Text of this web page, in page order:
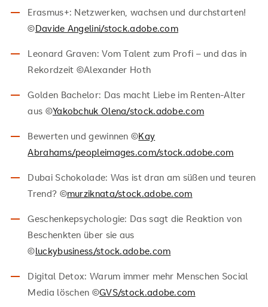
Erasmus+: Netzwerken, wachsen und durchstarten!
©Davide Angelini/stock.adobe.com
Leonard Graven: Vom Talent zum Profi – und das in
Rekordzeit ©Alexander Hoth
Golden Bachelor: Das macht Liebe im Renten-Alter
aus ©Yakobchuk Olena/stock.adobe.com
Bewerten und gewinnen ©Kay
Abrahams/peopleimages.com/stock.adobe.com
Dubai Schokolade: Was ist dran am süßen und teuren
Trend? ©murziknata/stock.adobe.com
Geschenkepsychologie: Das sagt die Reaktion von
Beschenkten über sie aus
©luckybusiness/stock.adobe.com
Digital Detox: Warum immer mehr Menschen Social
Media löschen ©GVS/stock.adobe.com